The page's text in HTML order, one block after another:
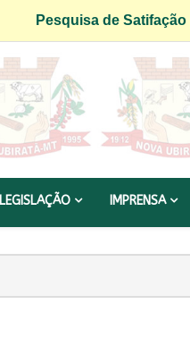
Pesquisa de Satifação|
LEGISLAÇÃO IMPRENSA